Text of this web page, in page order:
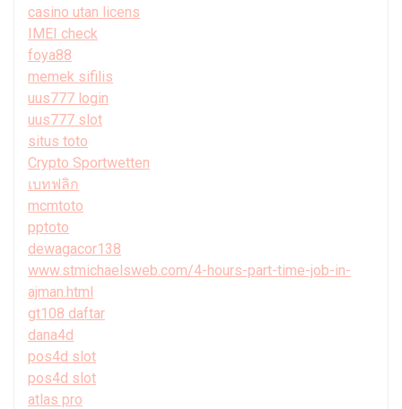
casino utan licens
IMEI check
foya88
memek sifilis
uus777 login
uus777 slot
situs toto
Crypto Sportwetten
เบทฟลิก
mcmtoto
pptoto
dewagacor138
www.stmichaelsweb.com/4-hours-part-time-job-in-
ajman.html
gt108 daftar
dana4d
pos4d slot
pos4d slot
atlas pro